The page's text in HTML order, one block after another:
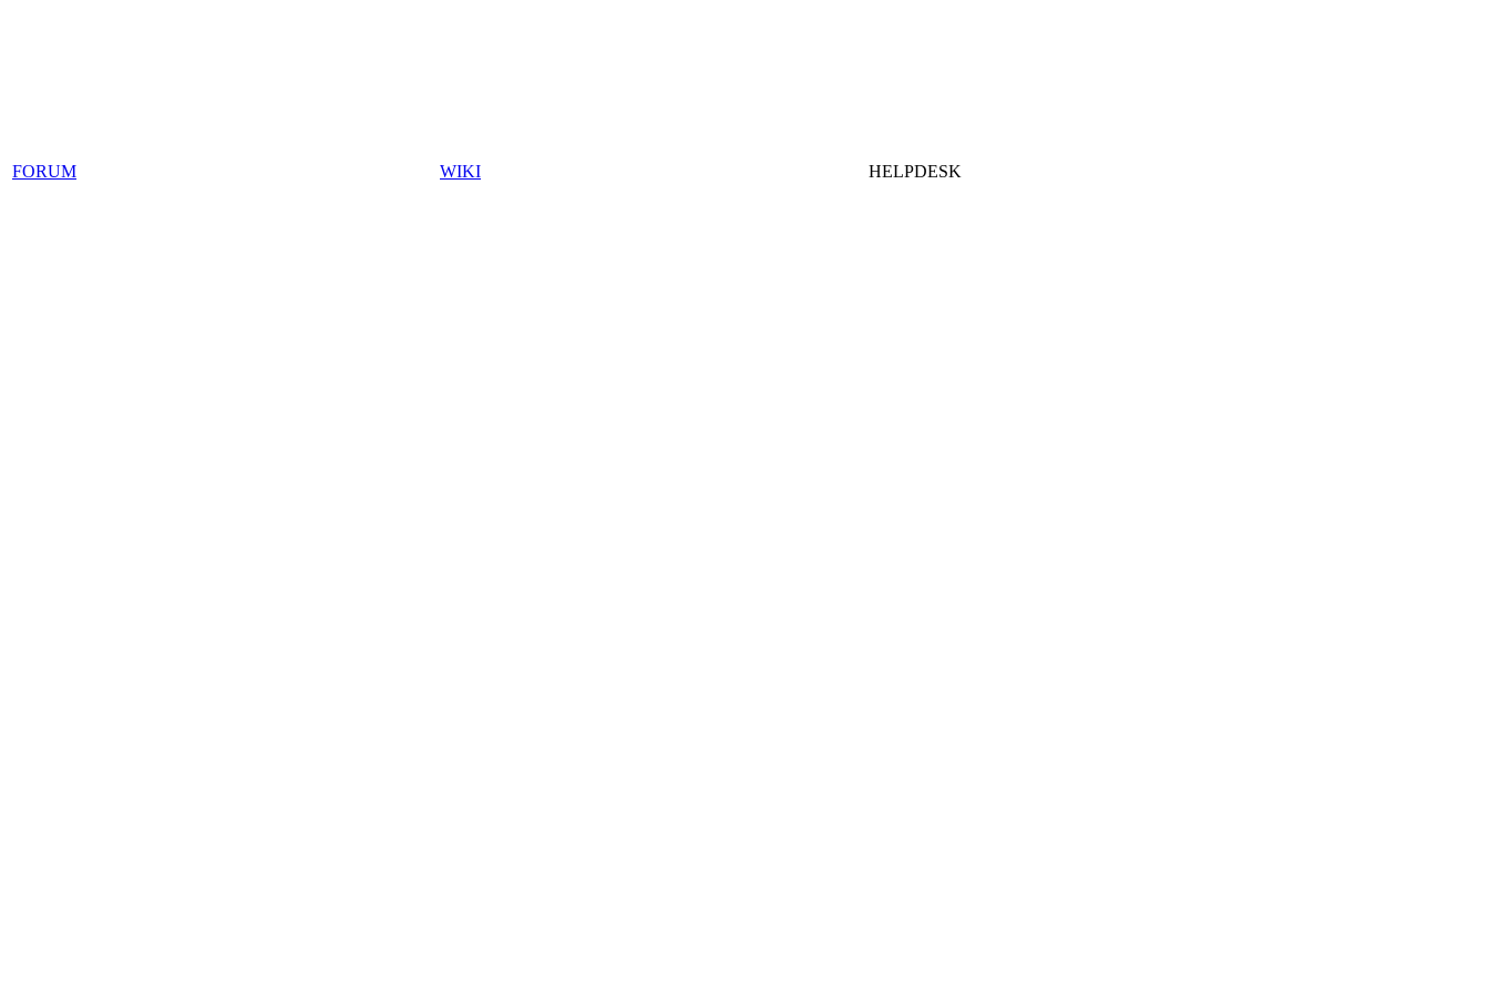
FORUM WIKI HELPDESK